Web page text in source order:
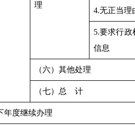
理
4.无正当理
5.要求行
信息
（六）其他处理
（七）总 计
年度继续办理